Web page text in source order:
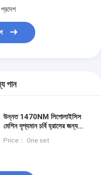
পান
উন্নত 1470NM লিপোলাইসিস
মেশিন দৃশ্যমান চর্বি হ্রাসের জন্য
Price： One set